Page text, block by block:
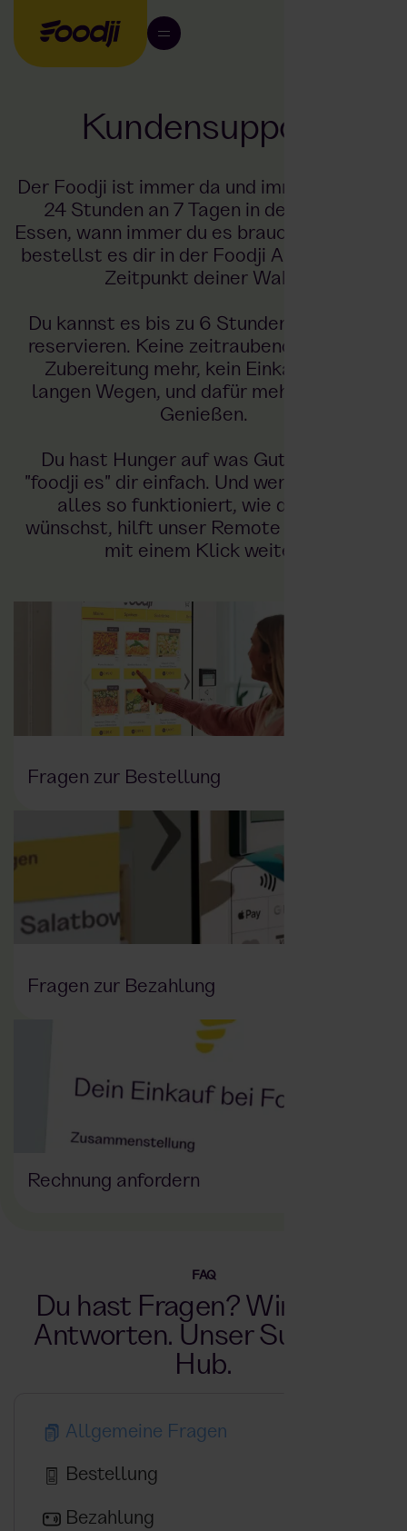
Kundensupport
Der Foodji ist immer da und immer bereit –
24 Stunden an 7 Tagen in der Woche!
Essen, wann immer du es brauchst. Oder du
bestellst es dir in der Foodji App zu einem
Zeitpunkt deiner Wahl.
Du kannst es bis zu 6 Stunden im Voraus
reservieren. Keine zeitraubende Vor- und
Zubereitung mehr, kein Einkaufen mit
langen Wegen, und dafür mehr Zeit zum
Genießen.
Du hast Hunger auf was Gutes? Dann
"foodji es" dir einfach. Und wenn mal nicht
alles so funktioniert, wie du es dir
wünschst, hilft unser Remote Support dir
mit einem Klick weiter.
Fragen zur Bestellung
Fragen zur Bezahlung
Rechnung anfordern
FAQ
Du hast Fragen? Wir haben
Antworten. Unser Support-
Hub.
Allgemeine Fragen
Bestellung
Bezahlung